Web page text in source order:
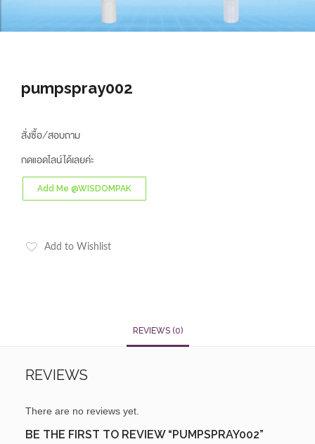
pumpspray002
สั่งซื้อ/สอบถาม
กดแอดไลน์ได้เลยค่ะ
Add Me @WISDOMPAK
Add to Wishlist
REVIEWS (0)
REVIEWS
There are no reviews yet.
BE THE FIRST TO REVIEW “PUMPSPRAY002”